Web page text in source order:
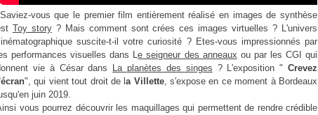
Saviez-vous que le premier film entièrement réalisé en images de synthèse
Toy story? Mais comment sont crées ces images virtuelles ? L'univers
suscite-t-il votre curiosité ? Etes-vous impressionnés par
performances visuelles dans Le seigneur des anneaux ou par les CGI qui
vie à César dans
La planètes des singes ? L'exposition "Crevez
", qui vient tout droit de la Villette, s'expose en ce moment à Bordeaux
juin 2019.
vous pourrez découvrir les maquillages qui permettent de rendre crédible